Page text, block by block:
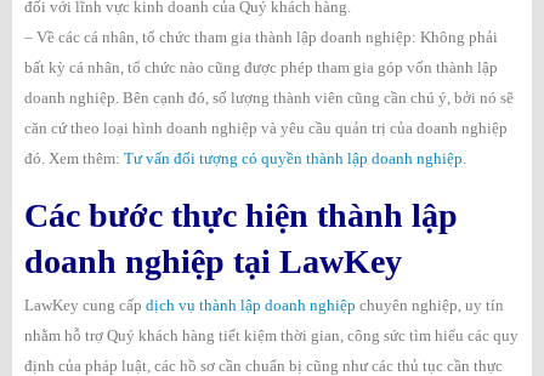
đối với lĩnh vực kinh doanh của Quý khách hàng.
– Về các cá nhân, tổ chức tham gia thành lập doanh nghiệp: Không phải
bất kỳ cá nhân, tổ chức nào cũng được phép tham gia góp vốn thành lập
doanh nghiệp. Bên cạnh đó, số lượng thành viên cũng cần chú ý, bởi nó sẽ
căn cứ theo loại hình doanh nghiệp và yêu cầu quản trị của doanh nghiệp
đó. Xem thêm: Tư vấn đối tượng có quyền thành lập doanh nghiệp
Các bước thực hiện thành lập
doanh nghiệp tại LawKey
LawKey cung cấp dịch vụ thành lập doanh nghiệp chuyên nghiệp, uy tín
nhằm hỗ trợ Quý khách hàng tiết kiệm thời gian, công sức tìm hiểu các quy
định của pháp luật, các hồ sơ cần chuẩn bị cũng như các thủ tục cần thực